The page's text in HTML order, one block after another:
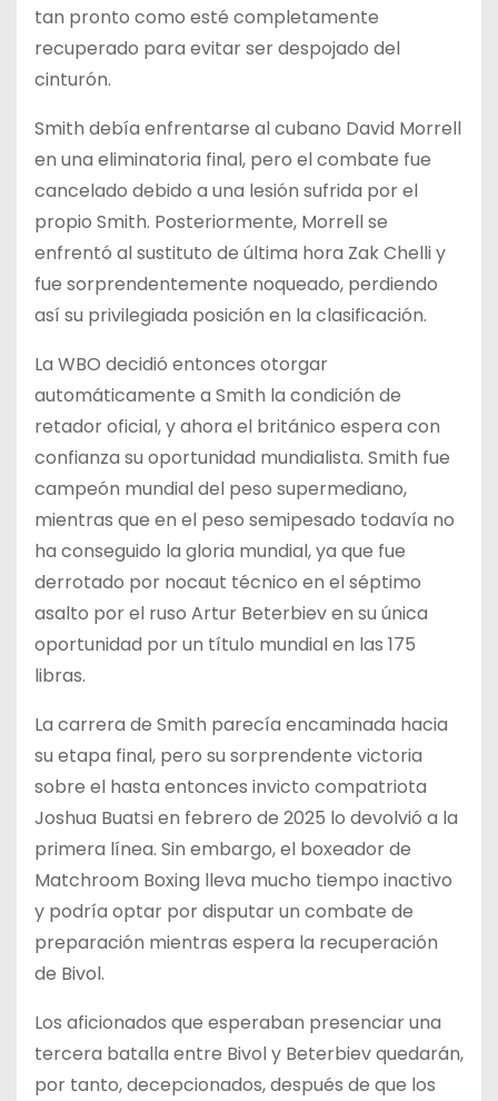
tan pronto como esté completamente
recuperado para evitar ser despojado del
cinturón.
Smith debía enfrentarse al cubano David Morrell
en una eliminatoria final, pero el combate fue
cancelado debido a una lesión sufrida por el
propio Smith. Posteriormente, Morrell se
enfrentó al sustituto de última hora Zak Chelli y
fue sorprendentemente noqueado, perdiendo
así su privilegiada posición en la clasificación.
La WBO decidió entonces otorgar
automáticamente a Smith la condición de
retador oficial, y ahora el británico espera con
confianza su oportunidad mundialista. Smith fue
campeón mundial del peso supermediano,
mientras que en el peso semipesado todavía no
ha conseguido la gloria mundial, ya que fue
derrotado por nocaut técnico en el séptimo
asalto por el ruso Artur Beterbiev en su única
oportunidad por un título mundial en las 175
libras.
La carrera de Smith parecía encaminada hacia
su etapa final, pero su sorprendente victoria
sobre el hasta entonces invicto compatriota
Joshua Buatsi en febrero de 2025 lo devolvió a la
primera línea. Sin embargo, el boxeador de
Matchroom Boxing lleva mucho tiempo inactivo
y podría optar por disputar un combate de
preparación mientras espera la recuperación
de Bivol.
Los aficionados que esperaban presenciar una
tercera batalla entre Bivol y Beterbiev quedarán,
por tanto, decepcionados, después de que los